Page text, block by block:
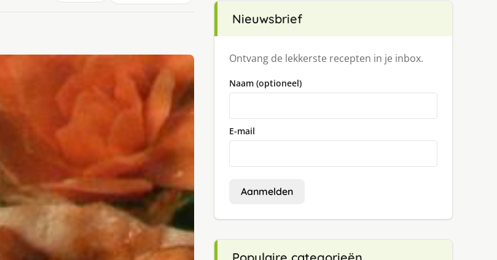
Nieuwsbrief
Ontvang de lekkerste recepten in je inbox.
Naam (optioneel)
E-mail
Aanmelden